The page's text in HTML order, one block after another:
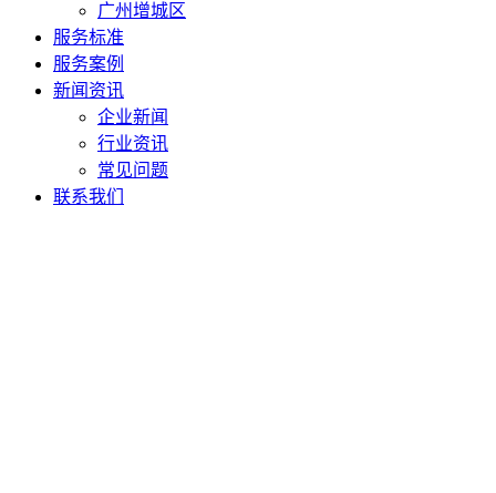
广州增城区
服务标准
服务案例
新闻资讯
企业新闻
行业资讯
常见问题
联系我们